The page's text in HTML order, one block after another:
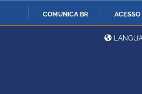
COMUNICA BR
da Defesa
Ministério das
Exteriores